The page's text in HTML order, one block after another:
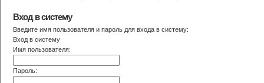
Вход в систему
Введите имя пользователя и пароль для входа в систему:
Вход в систему
Имя пользователя:
Пароль: